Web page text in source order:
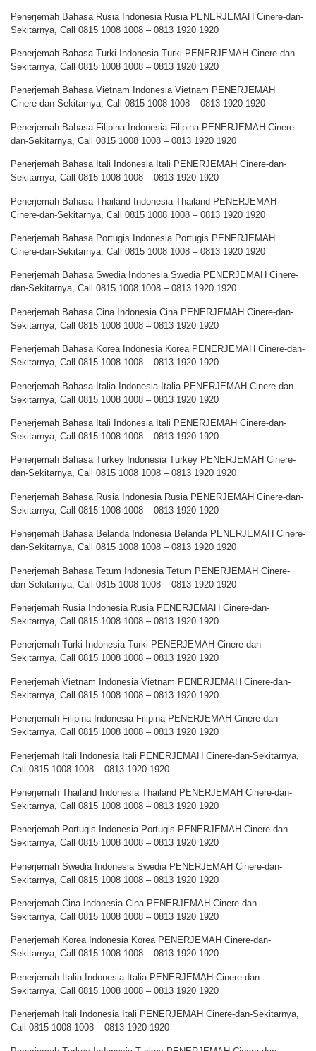
Penerjemah Bahasa Rusia Indonesia Rusia PENERJEMAH Cinere-dan-
Sekitarnya, Call 0815 1008 1008 – 0813 1920 1920
Penerjemah Bahasa Turki Indonesia Turki PENERJEMAH Cinere-dan-
Sekitarnya, Call 0815 1008 1008 – 0813 1920 1920
Penerjemah Bahasa Vietnam Indonesia Vietnam PENERJEMAH
Cinere-dan-Sekitarnya, Call 0815 1008 1008 – 0813 1920 1920
Penerjemah Bahasa Filipina Indonesia Filipina PENERJEMAH Cinere-
dan-Sekitarnya, Call 0815 1008 1008 – 0813 1920 1920
Penerjemah Bahasa Itali Indonesia Itali PENERJEMAH Cinere-dan-
Sekitarnya, Call 0815 1008 1008 – 0813 1920 1920
Penerjemah Bahasa Thailand Indonesia Thailand PENERJEMAH
Cinere-dan-Sekitarnya, Call 0815 1008 1008 – 0813 1920 1920
Penerjemah Bahasa Portugis Indonesia Portugis PENERJEMAH
Cinere-dan-Sekitarnya, Call 0815 1008 1008 – 0813 1920 1920
Penerjemah Bahasa Swedia Indonesia Swedia PENERJEMAH Cinere-
dan-Sekitarnya, Call 0815 1008 1008 – 0813 1920 1920
Penerjemah Bahasa Cina Indonesia Cina PENERJEMAH Cinere-dan-
Sekitarnya, Call 0815 1008 1008 – 0813 1920 1920
Penerjemah Bahasa Korea Indonesia Korea PENERJEMAH Cinere-dan-
Sekitarnya, Call 0815 1008 1008 – 0813 1920 1920
Penerjemah Bahasa Italia Indonesia Italia PENERJEMAH Cinere-dan-
Sekitarnya, Call 0815 1008 1008 – 0813 1920 1920
Penerjemah Bahasa Itali Indonesia Itali PENERJEMAH Cinere-dan-
Sekitarnya, Call 0815 1008 1008 – 0813 1920 1920
Penerjemah Bahasa Turkey Indonesia Turkey PENERJEMAH Cinere-
dan-Sekitarnya, Call 0815 1008 1008 – 0813 1920 1920
Penerjemah Bahasa Rusia Indonesia Rusia PENERJEMAH Cinere-dan-
Sekitarnya, Call 0815 1008 1008 – 0813 1920 1920
Penerjemah Bahasa Belanda Indonesia Belanda PENERJEMAH Cinere-
dan-Sekitarnya, Call 0815 1008 1008 – 0813 1920 1920
Penerjemah Bahasa Tetum Indonesia Tetum PENERJEMAH Cinere-
dan-Sekitarnya, Call 0815 1008 1008 – 0813 1920 1920
Penerjemah Rusia Indonesia Rusia PENERJEMAH Cinere-dan-
Sekitarnya, Call 0815 1008 1008 – 0813 1920 1920
Penerjemah Turki Indonesia Turki PENERJEMAH Cinere-dan-
Sekitarnya, Call 0815 1008 1008 – 0813 1920 1920
Penerjemah Vietnam Indonesia Vietnam PENERJEMAH Cinere-dan-
Sekitarnya, Call 0815 1008 1008 – 0813 1920 1920
Penerjemah Filipina Indonesia Filipina PENERJEMAH Cinere-dan-
Sekitarnya, Call 0815 1008 1008 – 0813 1920 1920
Penerjemah Itali Indonesia Itali PENERJEMAH Cinere-dan-Sekitarnya,
Call 0815 1008 1008 – 0813 1920 1920
Penerjemah Thailand Indonesia Thailand PENERJEMAH Cinere-dan-
Sekitarnya, Call 0815 1008 1008 – 0813 1920 1920
Penerjemah Portugis Indonesia Portugis PENERJEMAH Cinere-dan-
Sekitarnya, Call 0815 1008 1008 – 0813 1920 1920
Penerjemah Swedia Indonesia Swedia PENERJEMAH Cinere-dan-
Sekitarnya, Call 0815 1008 1008 – 0813 1920 1920
Penerjemah Cina Indonesia Cina PENERJEMAH Cinere-dan-
Sekitarnya, Call 0815 1008 1008 – 0813 1920 1920
Penerjemah Korea Indonesia Korea PENERJEMAH Cinere-dan-
Sekitarnya, Call 0815 1008 1008 – 0813 1920 1920
Penerjemah Italia Indonesia Italia PENERJEMAH Cinere-dan-
Sekitarnya, Call 0815 1008 1008 – 0813 1920 1920
Penerjemah Itali Indonesia Itali PENERJEMAH Cinere-dan-Sekitarnya,
Call 0815 1008 1008 – 0813 1920 1920